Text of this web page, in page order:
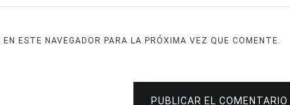
ESTE NAVEGADOR PARA LA PRÓXIMA VEZ QUE COMENTE.
PUBLICAR EL COMENTARIO